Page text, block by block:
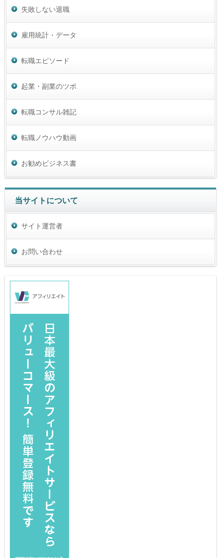
失敗しない退職
雇用統計・データ
転職エピソード
起業・副業のツボ
転職コンサル雑記
転職ノウハウ動画
お勧めビジネス書
当サイトについて
サイト運営者
お問い合わせ